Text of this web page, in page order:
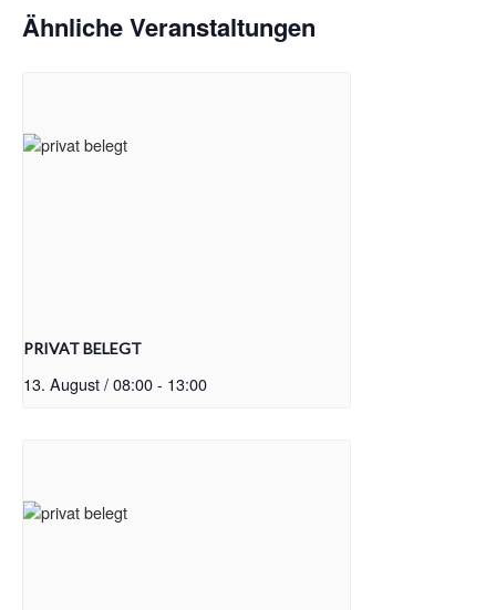
Ähnliche Veranstaltungen
PRIVAT BELEGT
13. August / 08:00- 13:00